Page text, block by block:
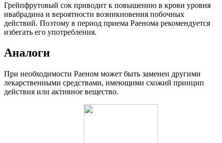
Грейпфрутовый сок приводит к повышению в крови уровня
ивабрадина и вероятности возникновения побочных
действий. Поэтому в период приема Раенома рекомендуется
избегать его употребления.
Аналоги
При необходимости Раеном может быть заменен другими
лекарственными средствами, имеющими схожий принцип
действия или активное вещество.